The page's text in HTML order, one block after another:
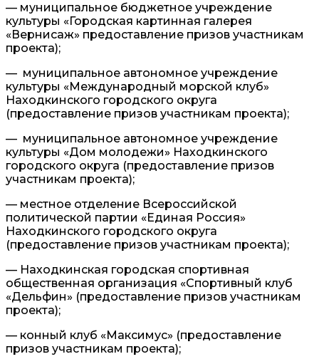
— муниципальное бюджетное учреждение
культуры «Городская картинная галерея
«Вернисаж» предоставление призов участникам
проекта);
— муниципальное автономное учреждение
культуры «Международный морской клуб»
Находкинского городского округа
(предоставление призов участникам проекта);
— муниципальное автономное учреждение
культуры «Дом молодежи» Находкинского
городского округа (предоставление призов
участникам проекта);
— местное отделение Всероссийской
политической партии «Единая Россия»
Находкинского городского округа
(предоставление призов участникам проекта);
— Находкинская городская спортивная
общественная организация «Спортивный клуб
«Дельфин» (предоставление призов участникам
проекта);
— конный клуб «Максимус» (предоставление
призов участникам проекта);